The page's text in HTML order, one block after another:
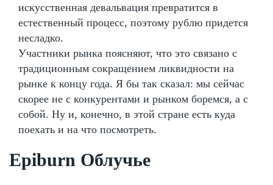
искусственная девальвация превратится в
естественный процесс, поэтому рублю придется
несладко.
Участники рынка поясняют, что это связано с
традиционным сокращением ликвидности на
рынке к концу года. Я бы так сказал: мы сейчас
скорее не с конкурентами и рынком боремся, а с
собой. Ну и, конечно, в этой стране есть куда
поехать и на что посмотреть.
Epiburn Облучье